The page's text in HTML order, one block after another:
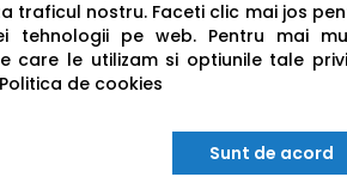
traficul nostru. Faceti clic mai jos
tehnologii pe web. Pentru mai
care le utilizam si optiunile tale
Politica de cookies
Sunt de acord
1270(aprox. 10.000 pagini).